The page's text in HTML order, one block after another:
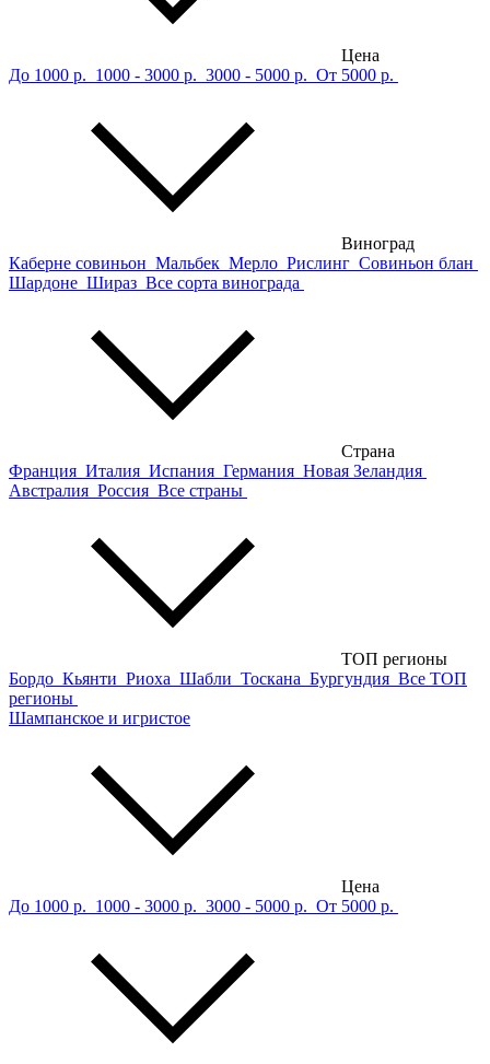
Цена
До 1000 р. 1000 - 3000 р. 3000 - 5000 р. От 5000 р.
Виноград
Каберне совиньон Мальбек Мерло Рислинг Совиньон блан
Шардоне Шираз Все сорта винограда
Страна
Франция Италия Испания Германия Новая Зеландия
Австралия Россия Все страны
ТОП регионы
Бордо Кьянти Риоха Шабли Тоскана Бургундия Все ТОП
регионы
Шампанское и игристое
Цена
До 1000 р. 1000 - 3000 р. 3000 - 5000 р. От 5000 р.